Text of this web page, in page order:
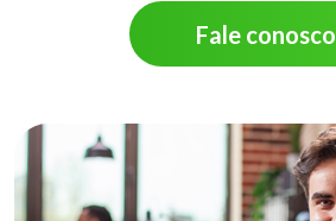
Fale conosco